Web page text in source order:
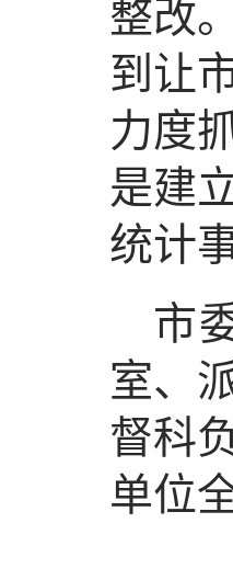
整改
到让
力度
是建
统计
市
室、
督科
单位